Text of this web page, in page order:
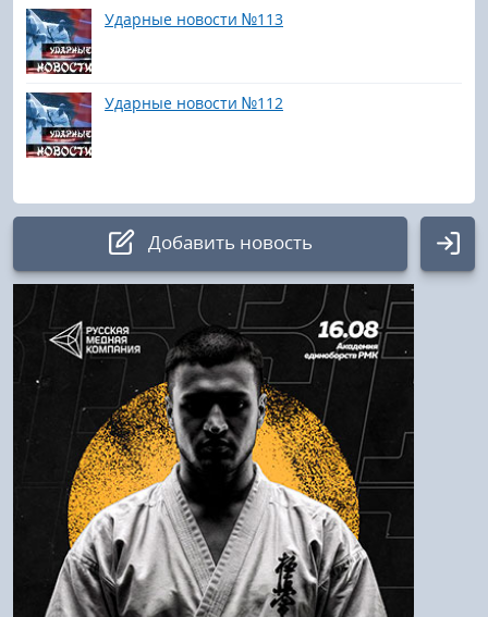
Ударные новости №113
Ударные новости №112
Добавить новость
Авторизация
Логин:
Пароль
Войти
Напомнить пароль